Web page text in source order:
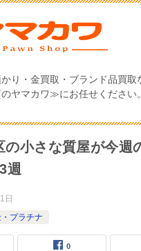
り・金買取・ブランド品買取
ヤマカワ≫にお任せください。
の小さな質屋が今週
週
日
プラチナ
0